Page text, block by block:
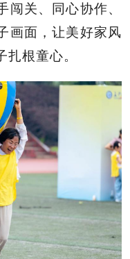
闯关、同心协作、
画面，让美好家风
根童心。